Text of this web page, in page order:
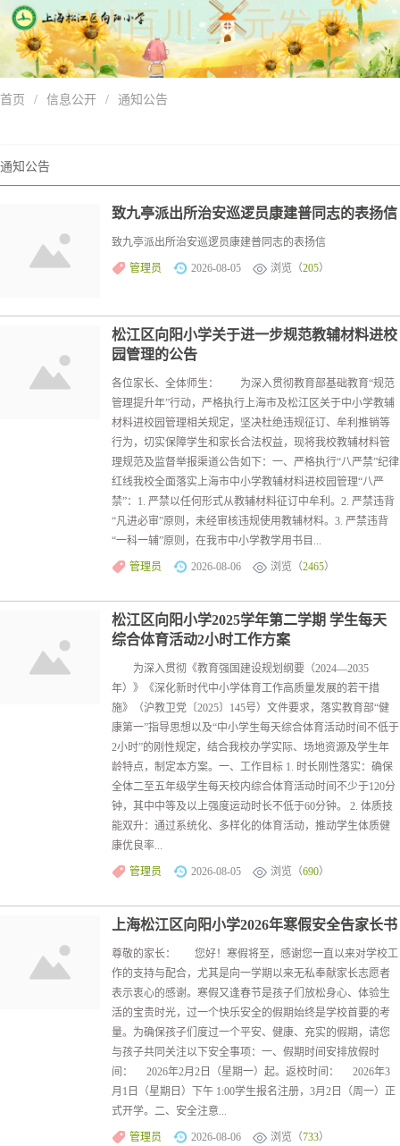
首页 / 信息公开 / 通知公告
通知公告
致九亭派出所治安巡逻员康建普同志的表扬信
致九亭派出所治安巡逻员康建普同志的表扬信
管理员 2026-08-05 浏览（205）
松江区向阳小学关于进一步规范教辅材料进校
园管理的公告
各位家长、全体师生： 为深入贯彻教育部基础教育“规范
管理提升年”行动，严格执行上海市及松江区关于中小学教辅
材料进校园管理相关规定，坚决杜绝违规征订、牟利推销等
行为，切实保障学生和家长合法权益，现将我校教辅材料管
理规范及监督举报渠道公告如下：一、严格执行“八严禁”纪律
红线我校全面落实上海市中小学教辅材料进校园管理“八严
禁”：1. 严禁以任何形式从教辅材料征订中牟利。2. 严禁违背
“凡进必审”原则，未经审核违规使用教辅材料。3. 严禁违背
“一科一辅”原则，在我市中小学教学用书目...
管理员 2026-08-06 浏览（2465）
松江区向阳小学2025学年第二学期 学生每天
综合体育活动2小时工作方案
为深入贯彻《教育强国建设规划纲要（2024—2035
年）》《深化新时代中小学体育工作高质量发展的若干措
施》（沪教卫党〔2025〕145号）文件要求，落实教育部“健
康第一”指导思想以及“中小学生每天综合体育活动时间不低于
2小时”的刚性规定，结合我校办学实际、场地资源及学生年
龄特点，制定本方案。一、工作目标 1. 时长刚性落实：确保
全体二至五年级学生每天校内综合体育活动时间不少于120分
钟，其中中等及以上强度运动时长不低于60分钟。 2. 体质技
能双升：通过系统化、多样化的体育活动，推动学生体质健
康优良率...
管理员 2026-08-05 浏览（690）
上海松江区向阳小学2026年寒假安全告家长书
尊敬的家长： 您好！寒假将至，感谢您一直以来对学校工
作的支持与配合，尤其是向一学期以来无私奉献家长志愿者
表示衷心的感谢。寒假又逢春节是孩子们放松身心、体验生
活的宝贵时光，过一个快乐安全的假期始终是学校首要的考
量。为确保孩子们度过一个平安、健康、充实的假期，请您
与孩子共同关注以下安全事项：一、假期时间安排‌放假时
间‌： 2026年2月2日（星期一）起。‌返校时间‌： 2026年3
月1日（星期日）下午 1:00学生报名注册，3月2日（周一）正
式开学。二、安全注意...
管理员 2026-08-06 浏览（733）